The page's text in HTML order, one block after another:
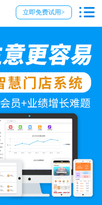
立即免费试用>